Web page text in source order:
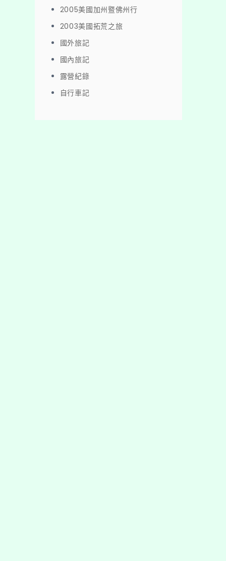
2005美國加州暨佛州行
2003美國拓荒之旅
國外旅記
國內旅記
露營紀錄
自行車記